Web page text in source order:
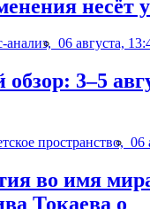
несёт
анализ, 06 августа,
3–5
пространство, 06
во имя
Токаева о